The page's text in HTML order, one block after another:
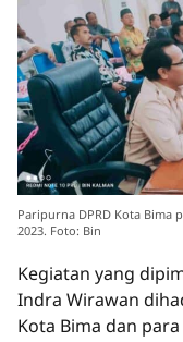
Paripurna DPRD Kota Bima
2023. Foto: Bin
Kegiatan yang
Indra Wirawan
Kota Bima dan